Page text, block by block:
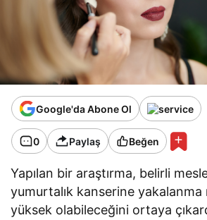
Google'da Abone Ol
0 Paylaş Beğen
Yapılan bir araştırma, belirli
yumurtalık kanserine yakalanma
yüksek olabileceğini ortaya